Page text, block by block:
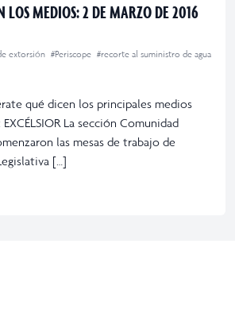
LOS MEDIOS: 2 DE MARZO DE 2016
extorsión #Periscope #recorte al suministro de agua
qué dicen los principales medios
La sección Comunidad
las mesas de trabajo de
[…]